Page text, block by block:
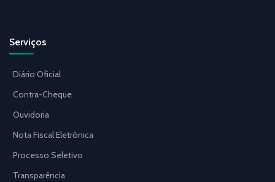
Serviços
Diário Oficial
Contra-Cheque
Ouvidoria
Nota Fiscal Eletrônica
Processo Seletivo
Transparência